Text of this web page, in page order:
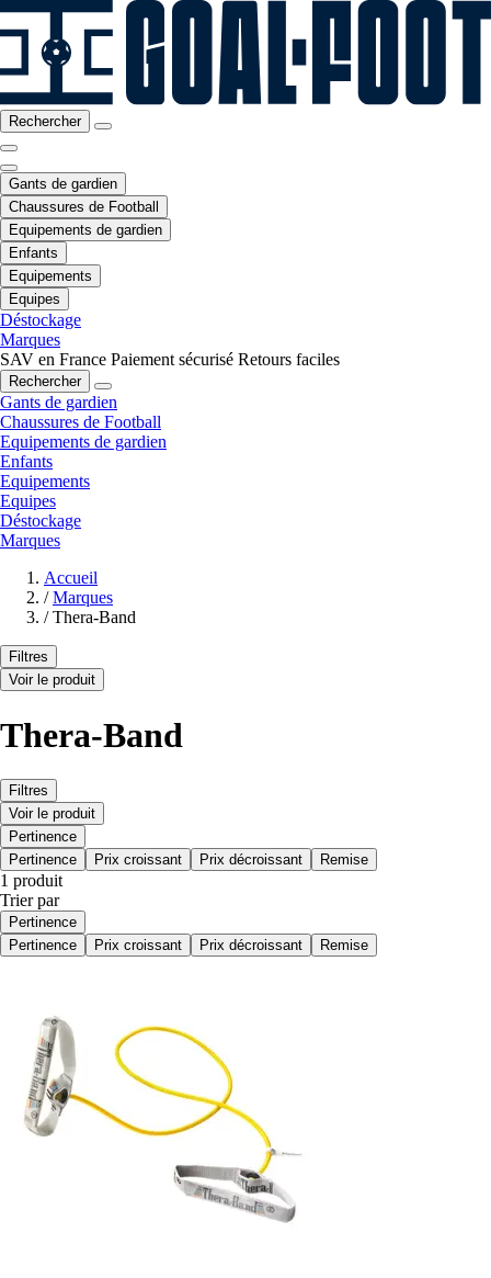
Rechercher
Gants de gardien
Chaussures de Football
Equipements de gardien
Enfants
Equipements
Equipes
Déstockage
Marques
SAV en France Paiement sécurisé Retours faciles
Rechercher
Gants de gardien
Chaussures de Football
Equipements de gardien
Enfants
Equipements
Equipes
Déstockage
Marques
Accueil
/ Marques
/ Thera-Band
Filtres
Voir le produit
Thera-Band
Filtres
Voir le produit
Pertinence
Pertinence
Prix croissant Prix décroissant Remise
1 produit
Trier par
Pertinence
Pertinence
Prix croissant Prix décroissant Remise